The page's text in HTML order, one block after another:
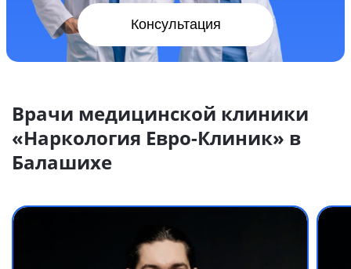
Консультация
Врачи медицинской клиники
«Наркология Евро-Клиник» в
Балашихе